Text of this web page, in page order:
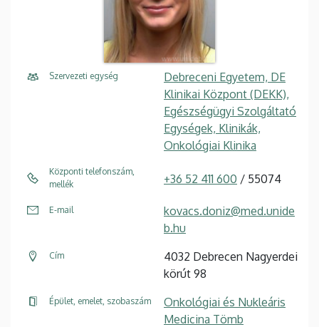
Szervezeti egység
Debreceni Egyetem, DE
Klinikai Központ (DEKK),
Egészségügyi Szolgáltató
Egységek, Klinikák,
Onkológiai Klinika
Központi telefonszám,
mellék
+36 52 411 600 / 55074
E-mail
kovacs.doniz@med.unide
b.hu
Cím
4032 Debrecen Nagyerdei
körút 98
Épület, emelet, szobaszám
Onkológiai és Nukleáris
Medicina Tömb